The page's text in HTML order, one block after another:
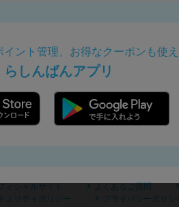
ント管理、お得なクーポンも使
らしんばんアプリ
ィシャルサイト よくあるご質問
キュリティポリシー
プライバシーポリシ